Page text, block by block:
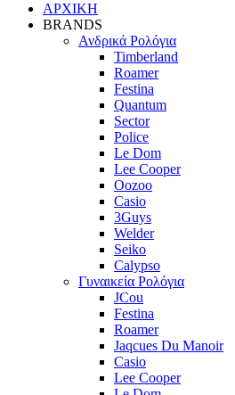
ΑΡΧΙΚΗ
BRANDS
Ανδρικά Ρολόγια
Timberland
Roamer
Festina
Quantum
Sector
Police
Le Dom
Lee Cooper
Oozoo
Casio
3Guys
Welder
Seiko
Calypso
Γυναικεία Ρολόγια
JCou
Festina
Roamer
Jaqcues Du Manoir
Casio
Lee Cooper